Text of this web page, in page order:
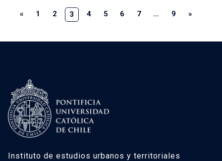
« 1 2 3 4 5 6 7 … 9 »
Instituto de estudios urbanos y territoriales